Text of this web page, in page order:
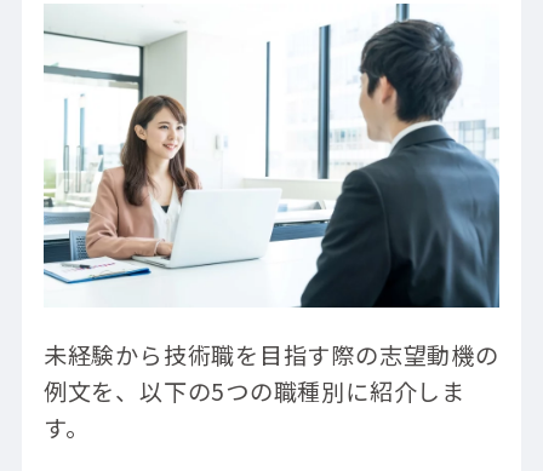
未経験から技術職を目指す際の志望動機の
例文を、以下の5つの職種別に紹介しま
す。